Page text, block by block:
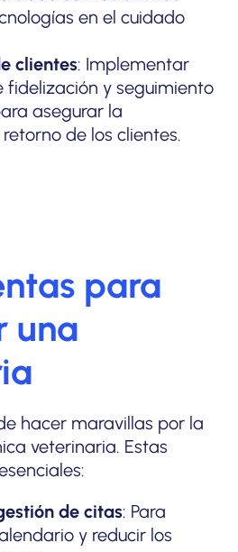
en el cuidado
clientes: Implementar
fidelización y seguimiento
asegurar la
de los clientes.
para
una
hacer maravillas por la
veterinaria. Estas
de citas: Para
y reducir los